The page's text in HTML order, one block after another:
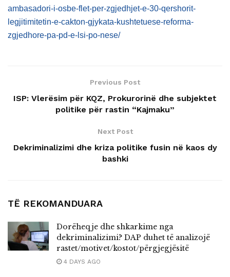
ambasadori-i-osbe-flet-per-zgjedhjet-e-30-qershorit-
legjitimitetin-e-cakton-gjykata-kushtetuese-reforma-
zgjedhore-pa-pd-e-lsi-po-nese/
Previous Post
ISP: Vlerësim për KQZ, Prokurorinë dhe subjektet
politike për rastin “Kajmaku”
Next Post
Dekriminalizimi dhe kriza politike fusin në kaos dy
bashki
TË REKOMANDUARA
Dorëheqje dhe shkarkime nga
dekriminalizimi? DAP duhet të analizojë
rastet/motivet/kostot/përgjegjësitë
4 DAYS AGO